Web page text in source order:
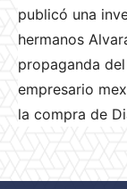
publicó una
hermanos
propaganda
empresario
la compra de